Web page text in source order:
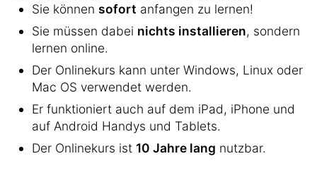
Sie können sofort anfangen zu lernen!
Sie müssen dabei nichts installieren, sondern
lernen online.
Der Onlinekurs kann unter Windows, Linux oder
Mac OS verwendet werden.
Er funktioniert auch auf dem iPad, iPhone und
auf Android Handys und Tablets.
Der Onlinekurs ist 10 Jahre lang nutzbar.